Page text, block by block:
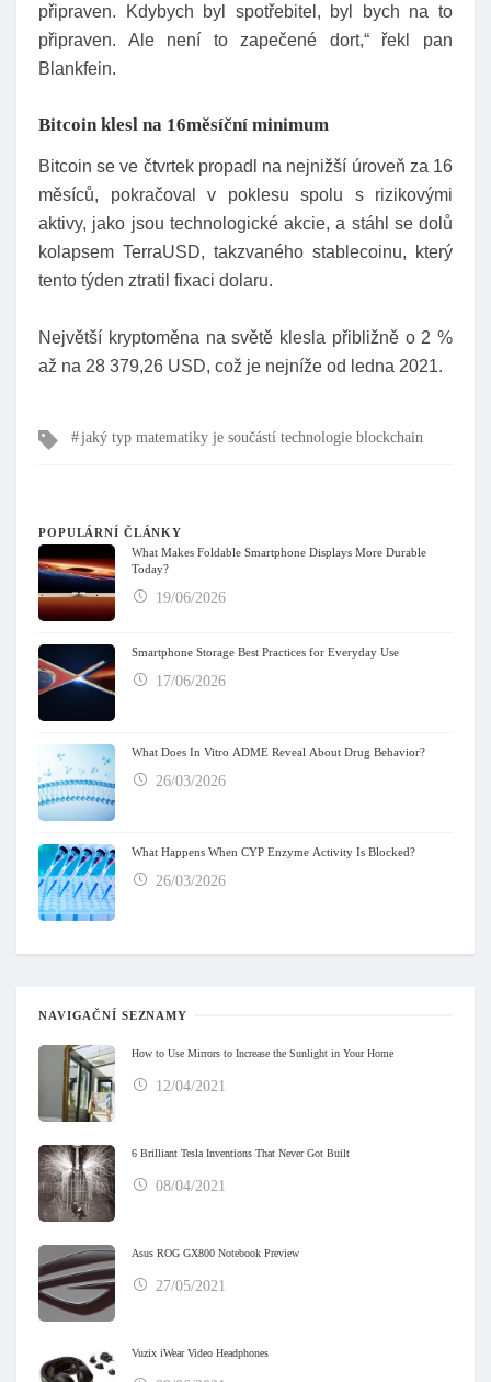
připraven. Kdybych byl spotřebitel, byl bych na to
připraven. Ale není to zapečené dort,“ řekl pan
Blankfein.
Bitcoin klesl na 16měsíční minimum
Bitcoin se ve čtvrtek propadl na nejnižší úroveň za 16
měsíců, pokračoval v poklesu spolu s rizikovými
aktivy, jako jsou technologické akcie, a stáhl se dolů
kolapsem TerraUSD, takzvaného stablecoinu, který
tento týden ztratil fixaci dolaru.
Největší kryptoměna na světě klesla přibližně o 2 %
až na 28 379,26 USD, což je nejníže od ledna 2021.
Tagyjaký typ matematiky je součástí technologie blockchain
POPULÁRNÍ ČLÁNKY
What Makes Foldable Smartphone Displays More Durable
Today?
19/06/2026
Smartphone Storage Best Practices for Everyday Use
17/06/2026
What Does In Vitro ADME Reveal About Drug Behavior?
26/03/2026
What Happens When CYP Enzyme Activity Is Blocked?
26/03/2026
NAVIGAČNÍ SEZNAMY
How to Use Mirrors to Increase the Sunlight in Your Home
12/04/2021
6 Brilliant Tesla Inventions That Never Got Built
08/04/2021
Asus ROG GX800 Notebook Preview
27/05/2021
Vuzix iWear Video Headphones